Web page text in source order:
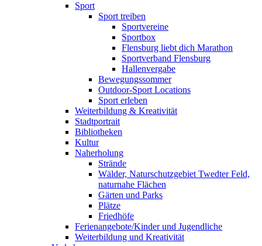
Sport
Sport treiben
Sportvereine
Sportbox
Flensburg liebt dich Marathon
Sportverband Flensburg
Hallenvergabe
Bewegungssommer
Outdoor-Sport Locations
Sport erleben
Weiterbildung & Kreativität
Stadtportrait
Bibliotheken
Kultur
Naherholung
Strände
Wälder, Naturschutzgebiet Twedter Feld,
naturnahe Flächen
Gärten und Parks
Plätze
Friedhöfe
Ferienangebote/Kinder und Jugendliche
Weiterbildung und Kreativität